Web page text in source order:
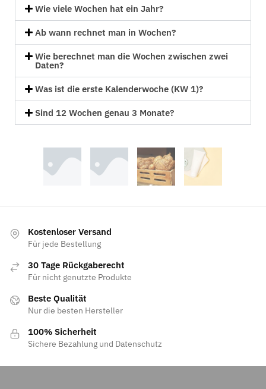
Wie viele Wochen hat ein Jahr?
Ab wann rechnet man in Wochen?
Wie berechnet man die Wochen zwischen zwei
Daten?
Was ist die erste Kalenderwoche (KW 1)?
Sind 12 Wochen genau 3 Monate?
Kostenloser Versand
Für jede Bestellung
30 Tage Rückgaberecht
Für nicht genutzte Produkte
Beste Qualität
Nur die besten Hersteller
100% Sicherheit
Sichere Bezahlung und Datenschutz